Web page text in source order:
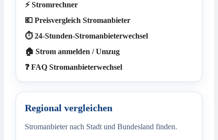
⚡ Stromrechner
💶 Preisvergleich Stromanbieter
⏱️ 24-Stunden-Stromanbieterwechsel
🏠 Strom anmelden / Umzug
❓ FAQ Stromanbieterwechsel
Regional vergleichen
Stromanbieter nach Stadt und Bundesland finden.